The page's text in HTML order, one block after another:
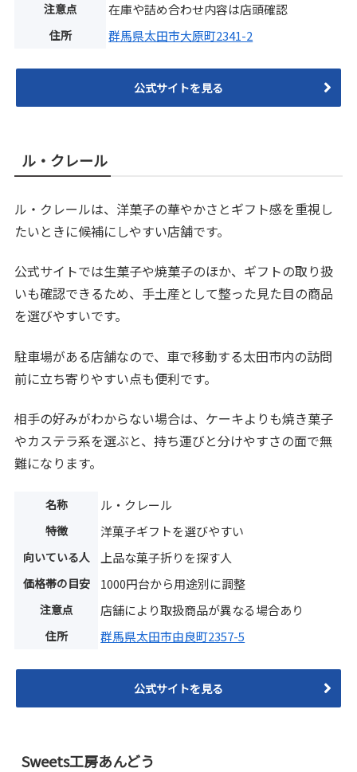
注意点 在庫や詰め合わせ内容は店頭確認
住所 群馬県太田市大原町2341-2
公式サイトを見る
ル・クレール
ル・クレールは、洋菓子の華やかさとギフト感を重視し
たいときに候補にしやすい店舗です。
公式サイトでは生菓子や焼菓子のほか、ギフトの取り扱
いも確認できるため、手土産として整った見た目の商品
を選びやすいです。
駐車場がある店舗なので、車で移動する太田市内の訪問
前に立ち寄りやすい点も便利です。
相手の好みがわからない場合は、ケーキよりも焼き菓子
やカステラ系を選ぶと、持ち運びと分けやすさの面で無
難になります。
名称 ル・クレール
特徴 洋菓子ギフトを選びやすい
向いている人 上品な菓子折りを探す人
価格帯の目安 1000円台から用途別に調整
注意点 店舗により取扱商品が異なる場合あり
住所 群馬県太田市由良町2357-5
公式サイトを見る
Sweets工房あんどう